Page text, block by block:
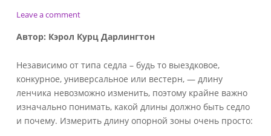
Leave a commenton
измерить
опорной
зоны
седла
Автор: Кэрол Курц Дарлингтон
Независимо от типа седла – будь то выездковое,
конкурное, универсальное или вестерн, — длину
ленчика невозможно изменить, поэтому крайне важно
изначально понимать, какой длины должно быть седло
и почему. Измерить длину опорной зоны очень просто: